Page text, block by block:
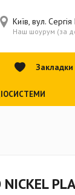
Київ, вул.
Наш шоурум (за
Закладки